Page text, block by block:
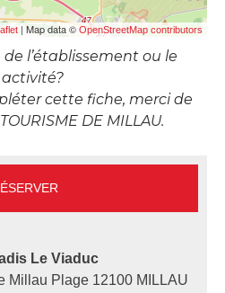
| Map data © OpenStreetMap contributors
l’établissement ou le
cette fiche, merci de
DE MILLAU.
Le Viaduc
Millau Plage 12100 MILLAU